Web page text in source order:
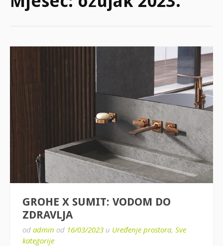
GROHE X SUMIT: VODOM DO
ZDRAVLJA
od admin od 16/03/2023 u Uređenje prostora, Sve
kategorije